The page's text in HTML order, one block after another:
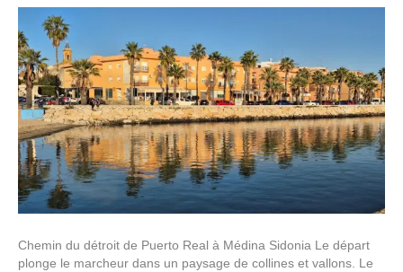
Chemin du détroit de Puerto Real à Médina Sidonia Le départ
plonge le marcheur dans un paysage de collines et vallons. Le